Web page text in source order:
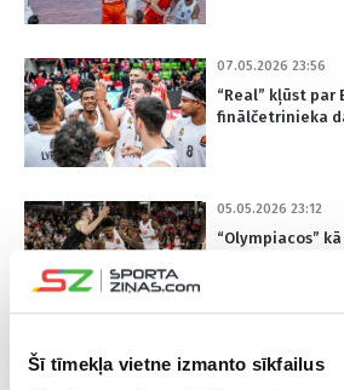
Šī tīmekļa vietne izmanto sīkfailus
07.05.2026 23:56
“Real” kļūst par
finālčetrinieka
05.05.2026 23:12
“Olympiacos”